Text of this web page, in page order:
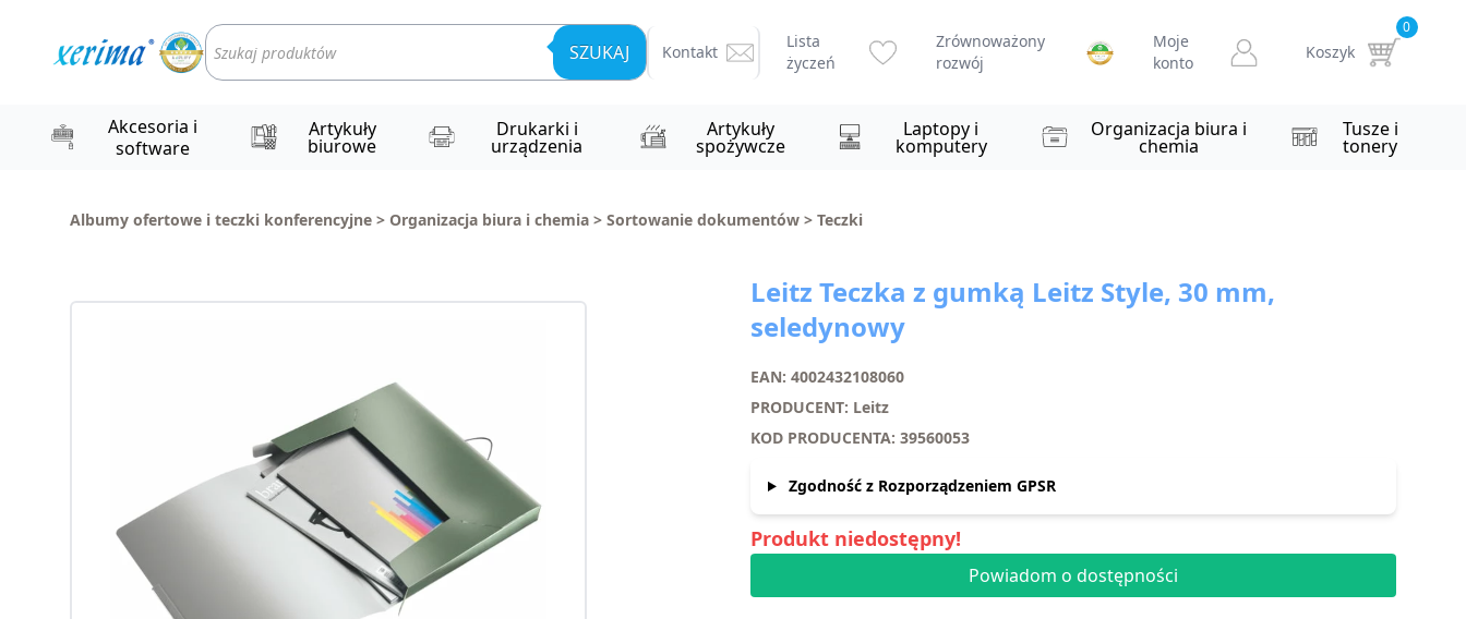
Wyszukiwarka
produktów SZUKAJ Kontakt
Lista
życzeń
Zrównoważony
rozwój
Moje
konto
Koszyk
0
Akcesoria i
software
Artykuły
biurowe
Drukarki i
urządzenia
Artykuły
spożywcze
Laptopy i
komputery
Organizacja biura i
chemia
Tusze i
tonery
Albumy ofertowe i teczki konferencyjne > Organizacja biura i chemia > Sortowanie dokumentów > Teczki
Leitz Teczka z gumką Leitz Style, 30 mm,
seledynowy
EAN: 4002432108060
PRODUCENT: Leitz
KOD PRODUCENTA: 39560053
Zgodność z Rozporządzeniem GPSR
Produkt niedostępny!
Powiadom o dostępności